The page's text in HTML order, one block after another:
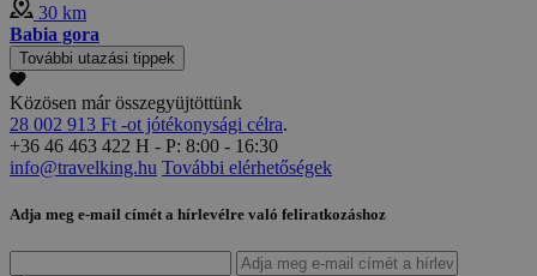
30 km
Babia gora
További utazási tippek
Közösen már összegyüjtöttünk
28 002 913 Ft -ot jótékonysági célra.
+36 46 463 422 H - P: 8:00 - 16:30
info@travelking.hu További elérhetőségek
Adja meg e-mail címét a hírlevélre való feliratkozáshoz